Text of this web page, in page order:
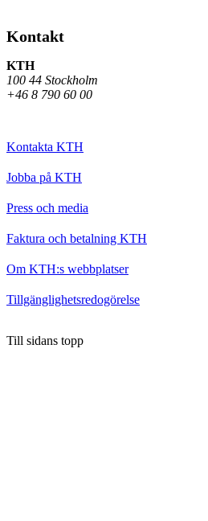
Kontakt
KTH
100 44 Stockholm
+46 8 790 60 00
Kontakta KTH
Jobba på KTH
Press och media
Faktura och betalning KTH
Om KTH:s webbplatser
Tillgänglighetsredogörelse
Till sidans topp